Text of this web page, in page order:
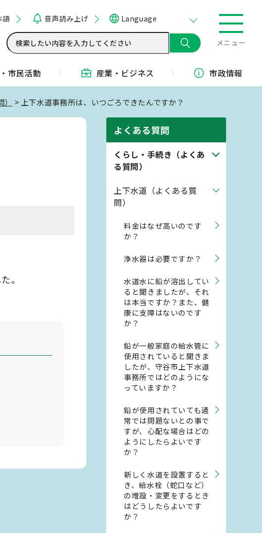
語 音声読み上げ Language
メニュー
市民活動 産業・ ビジネス 市政情報
> 上下水道事務所は、いつごろできたんですか？
。
よくある質問
くらし・手続き（よくあ
る質問）
上下水道（よくある質
問）
料金はなぜ高いのです
か？
浄水器は必要ですか？
水道水に鉛が溶出してい
ると聞きましたが、それ
は本当ですか？また、健
康に支障はないのです
か？
鉛が一般家庭の給水管に
使用されていると聞きま
したが、守谷市上下水道
事務所ではどのようにな
っていますか？
鉛が使用されていても通
常では問題ないとの事で
すが、心配な場合はどの
ようにしたらよいです
か？
新しく水道を設置すると
き、給水栓（蛇口など）
の増設・変更をするとき
はどうしたらよいです
か？